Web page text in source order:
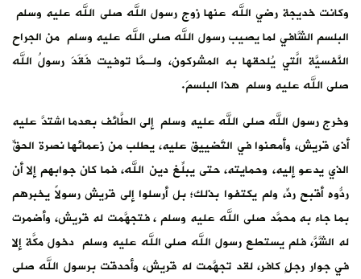
وكانت خديجة رضي الله عنها زوج رسول الله صلى الله عليه وسلم
البلسم الشَّافي لما يصيب رسول الله صلى الله عليه وسلم من الجراح
النَّفسيَّة الَّتي يُلحقها به المشركون، ولـمَّا توفيت فَقَدَ رسولُ الله
صلى الله عليه وسلم هذا البلسمَ.
وخرج رسول الله صلى الله عليه وسلم إلى الطَّائف بعدما اشتدَّ عليه
أذى قريش، وأمعنوا في التَّضييق عليه، يطلب من زعمائها نصرة الحقِّ
الذي يدعو إليه، وحمايته، حتى يبلِّغ دين الله، فما كان جوابهم إلا أن
ردُّوه أقبح ردٍّ، ولم يكتفوا بذلك؛ بل أرسلوا إلى قريش رسولاً يخبرهم
بما جاء به محمَّد صلى الله عليه وسلم ، فتجهَّمت له قريش، وأضمرت
له الشَّرَّ، فلم يستطع رسول الله صلى الله عليه وسلم دخول مكَّة إلا
في جوار رجلٍ كافر، لقد تجهَّمت له قريش، وأحدقت برسول الله صلى